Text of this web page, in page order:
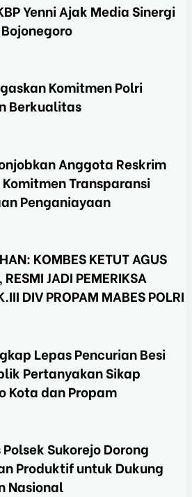
Yenni Ajak Media Sinergi
Komitmen Polri
Berkualitas
Anggota Reskrim
Transparansi
Penganiayaan
KOMBES KETUT AGUS
JADI PEMERIKSA
DIV PROPAM MABES POLRI
Lepas Pencurian Besi
Pertanyakan Sikap
Kota dan Propam
Sukorejo Dorong
Produktif untuk Dukung
Nasional